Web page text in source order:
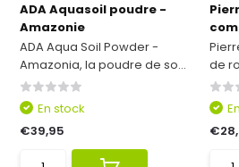
ADA Aquasoil poudre -
Amazonie
ADA Aqua Soil Powder -
Amazonia, la poudre de so...
En stock
€39,95
de